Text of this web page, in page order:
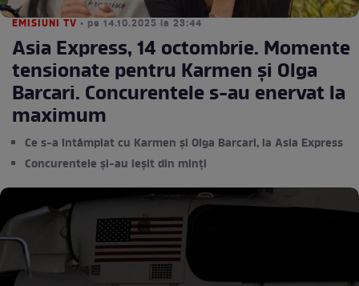
EMISIUNI TV • pe 14.10.2025 la 23:44
Asia Express, 14 octombrie. Momente
tensionate pentru Karmen și Olga
Barcari. Concurentele s-au enervat la
maximum
Ce s-a întâmplat cu Karmen și Olga Barcari, la Asia Express
Concurentele și-au ieșit din minți